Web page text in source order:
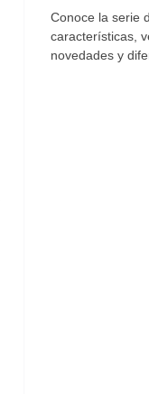
Conoce la serie
características,
novedades y